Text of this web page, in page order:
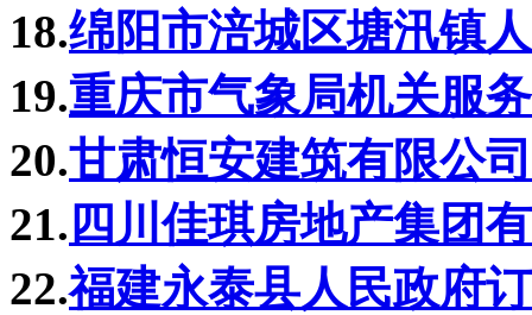
18.绵阳市涪城区塘汛镇
19.重庆市气象局机关服
20.甘肃恒安建筑有限公
21. 四川佳琪房地产集团
22.福建永泰县人民政府